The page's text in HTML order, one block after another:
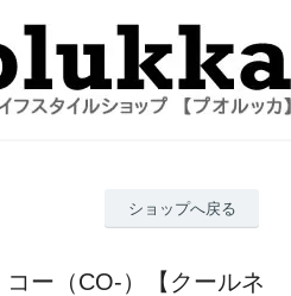
ショップへ戻る
ー（CO-）【クールネ